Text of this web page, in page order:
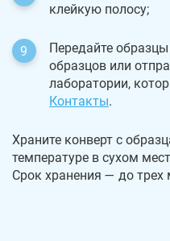
клейкую полосу;
Передайте
образцов или
лаборатории,
Контакты.
Храните конверт с
температуре в сухом
Срок хранения — до трех